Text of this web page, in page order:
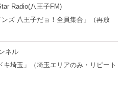
Radio(八王子FM)
ンズ 八王子だョ！全員集合」（再放
ネル
キ埼玉」（埼玉エリアのみ・リピート